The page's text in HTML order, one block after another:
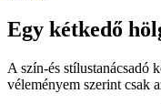
Egy kétkedő
A szín-és stílustanácsadó
véleményem szerint csak